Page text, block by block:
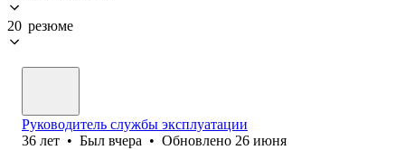
20 резюме
Руководитель службы эксплуатации
36 лет • Был вчера • Обновлено 26 июня